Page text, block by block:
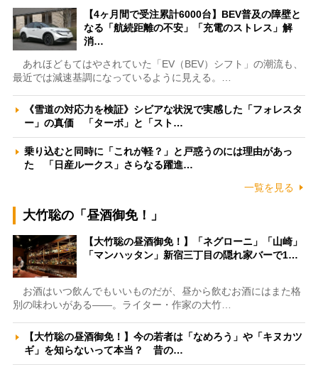
【4ヶ月間で受注累計6000台】BEV普及の障壁と
なる「航続距離の不安」「充電のストレス」解
消…
あれほどもてはやされていた「EV（BEV）シフト」の潮流も、
最近では減速基調になっているように見える。…
《雪道の対応力を検証》シビアな状況で実感した「フォレスタ
ー」の真価 「ターボ」と「スト…
乗り込むと同時に「これが軽？」と戸惑うのには理由があっ
た 「日産ルークス」さらなる躍進…
一覧を見る
大竹聡の「昼酒御免！」
【大竹聡の昼酒御免！】「ネグローニ」「山崎」
「マンハッタン」新宿三丁目の隠れ家バーで1…
お酒はいつ飲んでもいいものだが、昼から飲むお酒にはまた格
別の味わいがある――。ライター・作家の大竹…
【大竹聡の昼酒御免！】今の若者は「なめろう」や「キヌカツ
ギ」を知らないって本当？ 昔の…